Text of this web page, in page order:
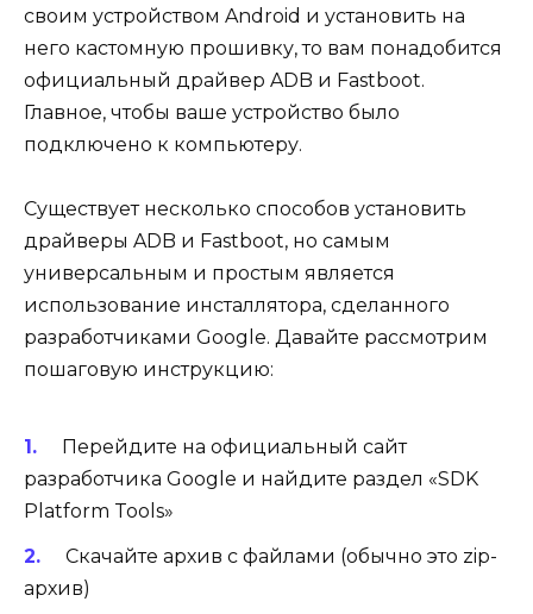
своим устройством Android и установить на
него кастомную прошивку, то вам понадобится
официальный драйвер ADB и Fastboot.
Главное, чтобы ваше устройство было
подключено к компьютеру.
Существует несколько способов установить
драйверы ADB и Fastboot, но самым
универсальным и простым является
использование инсталлятора, сделанного
разработчиками Google. Давайте рассмотрим
пошаговую инструкцию:
Перейдите на официальный сайт
разработчика Google и найдите раздел «SDK
Platform Tools»
Скачайте архив с файлами (обычно это zip-
архив)